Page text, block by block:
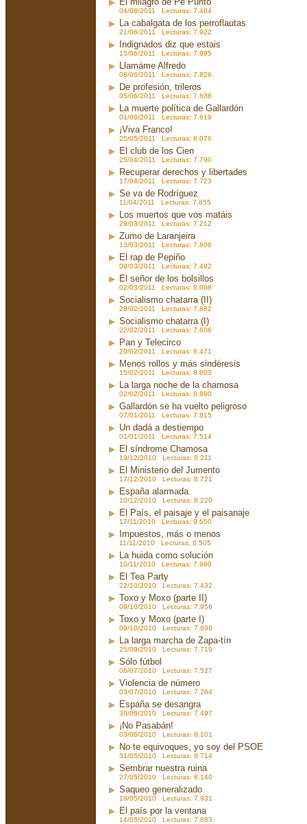
04/08/2011 Lecturas: 7.404
La cabalgata de los perroflautas
21/06/2011 Lecturas: 7.922
Indignados diz que estais
15/06/2011 Lecturas: 7.995
Llamáme Alfredo
08/06/2011 Lecturas: 7.826
De profesión, trileros
05/06/2011 Lecturas: 7.838
La muerte política de Gallardón
01/06/2011 Lecturas: 7.619
¡Viva Franco!
25/05/2011 Lecturas: 8.076
El club de los Cien
25/04/2011 Lecturas: 7.790
Recuperar derechos y libertades
17/04/2011 Lecturas: 7.723
Se va de Rodríguez
11/04/2011 Lecturas: 7.855
Los muertos que vos matáis
29/03/2011 Lecturas: 7.212
Zumo de Laranjeira
13/03/2011 Lecturas: 7.806
El rap de Pepiño
09/03/2011 Lecturas: 7.492
El señor de los bolsillos
02/03/2011 Lecturas: 8.008
Socialismo chatarra (II)
28/02/2011 Lecturas: 7.882
Socialismo chatarra (I)
22/02/2011 Lecturas: 7.606
Pan y Telecirco
20/02/2011 Lecturas: 8.471
Menos rollos y más sindéresis
15/02/2011 Lecturas: 8.803
La larga noche de la chamosa
02/02/2011 Lecturas: 8.890
Gallardón se ha vuelto peligroso
07/01/2011 Lecturas: 7.815
Un dadá a destiempo
01/01/2011 Lecturas: 7.514
El síndrome Chamosa
19/12/2010 Lecturas: 8.211
El Ministerio del Jumento
17/12/2010 Lecturas: 8.721
España alarmada
10/12/2010 Lecturas: 8.220
El País, el paisaje y el paisanaje
17/11/2010 Lecturas: 9.650
Impuestos, más o menos
11/11/2010 Lecturas: 8.505
La huida como solución
10/11/2010 Lecturas: 7.980
El Tea Party
22/10/2010 Lecturas: 7.432
Toxo y Moxo (parte II)
09/10/2010 Lecturas: 7.956
Toxo y Moxo (parte I)
09/10/2010 Lecturas: 7.896
La larga marcha de Zapa-tín
25/09/2010 Lecturas: 7.719
Sólo fútbol
06/07/2010 Lecturas: 7.527
Violencia de número
03/07/2010 Lecturas: 7.764
España se desangra
30/06/2010 Lecturas: 7.497
¡No Pasabán!
03/06/2010 Lecturas: 8.101
No te equivoques, yo soy del PSOE
31/05/2010 Lecturas: 8.714
Sembrar nuestra ruina
27/05/2010 Lecturas: 8.140
Saqueo generalizado
18/05/2010 Lecturas: 7.931
El país por la ventana
14/05/2010 Lecturas: 7.883